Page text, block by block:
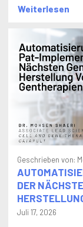
Weiterlesen
Geschrieben von:
DER
Juli 17, 2026